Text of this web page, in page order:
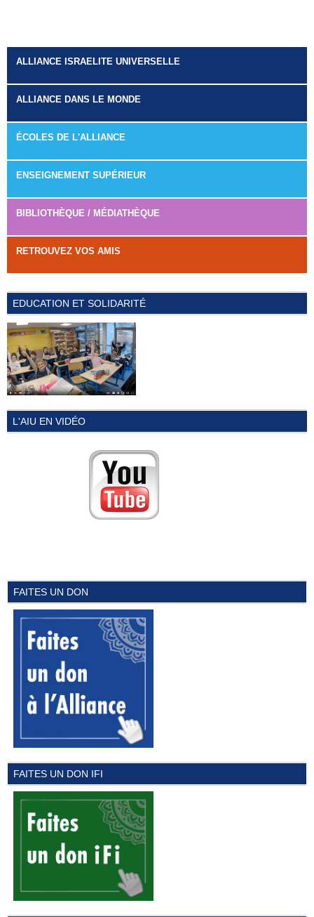
ALLIANCE ISRAELITE UNIVERSELLE
ALLIANCE DANS LE MONDE
ÉCOLES DE L'ALLIANCE
ENSEIGNEMENT SUPÉRIEUR
BIBLIOTHÈQUE / MÉDIATHÈQUE
RETROUVEZ VOS AMIS
EDUCATION ET SOLIDARITÉ
L'AIU EN VIDÉO
FAITES UN DON
FAITES UN DON IFI